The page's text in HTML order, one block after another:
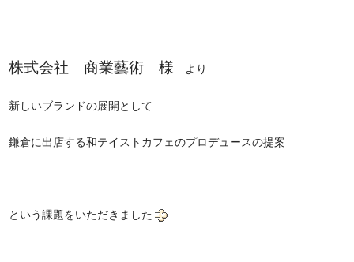
株式会社 商業藝術 様 より
新しいブランドの展開として
鎌倉に出店する和テイストカフェのプロデュースの提案
という課題をいただきました